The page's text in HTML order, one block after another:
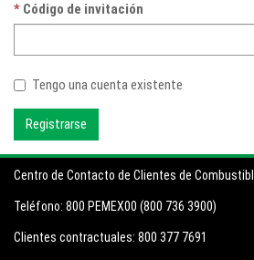
Código de invitación
Tengo una cuenta existente
Registrarse
Centro de Contacto de Clientes de
Teléfono: 800 PEMEX00 (800 736 3900)
Clientes contractuales: 800 377 7691